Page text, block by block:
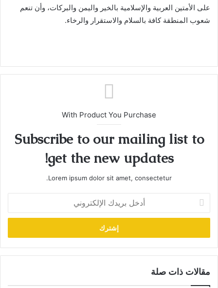
على الأمتين العربية والإسلامية بالخير واليمن والبركات، وأن تنعم
شعوب المنطقة كافة بالسلام والاستقرار والرخاء.
With Product You Purchase
Subscribe to our mailing list to
get the new updates!
Lorem ipsum dolor sit amet, consectetur.
بريدك
الإلكتروني
مقالات ذات صلة